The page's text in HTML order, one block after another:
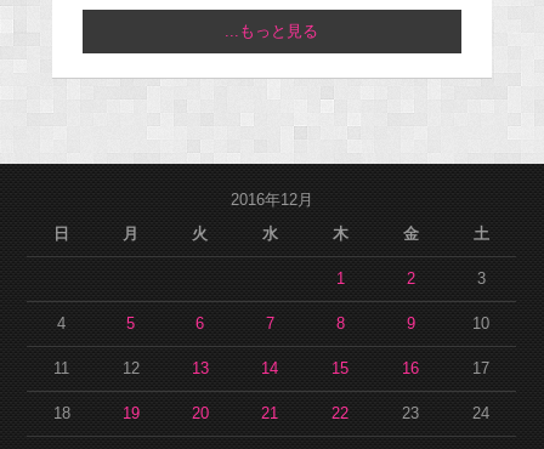
...もっと見る
2016年12月
日
月 火 水 木 金 土
1 2 3
4 5 6 7 8 9 10
11 12 13 14 15 16 17
18 19 20 21 22 23 24